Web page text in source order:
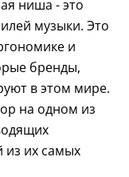
ниша - это
музыки. Это
и
бренды,
в этом мире.
на одном из
из их самых